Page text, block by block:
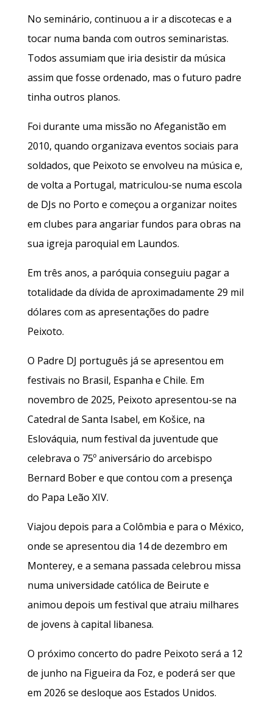
No seminário, continuou a ir a discotecas e a
tocar numa banda com outros seminaristas.
Todos assumiam que iria desistir da música
assim que fosse ordenado, mas o futuro padre
tinha outros planos.
Foi durante uma missão no Afeganistão em
2010, quando organizava eventos sociais para
soldados, que Peixoto se envolveu na música e,
de volta a Portugal, matriculou-se numa escola
de DJs no Porto e começou a organizar noites
em clubes para angariar fundos para obras na
sua igreja paroquial em Laundos.
Em três anos, a paróquia conseguiu pagar a
totalidade da dívida de aproximadamente 29 mil
dólares com as apresentações do padre
Peixoto.
O Padre DJ português já se apresentou em
festivais no Brasil, Espanha e Chile. Em
novembro de 2025, Peixoto apresentou-se na
Catedral de Santa Isabel, em Košice, na
Eslováquia, num festival da juventude que
celebrava o 75º aniversário do arcebispo
Bernard Bober e que contou com a presença
do Papa Leão XIV.
Viajou depois para a Colômbia e para o México,
onde se apresentou dia 14 de dezembro em
Monterey, e a semana passada celebrou missa
numa universidade católica de Beirute e
animou depois um festival que atraiu milhares
de jovens à capital libanesa.
O próximo concerto do padre Peixoto será a 12
de junho na Figueira da Foz, e poderá ser que
em 2026 se desloque aos Estados Unidos.